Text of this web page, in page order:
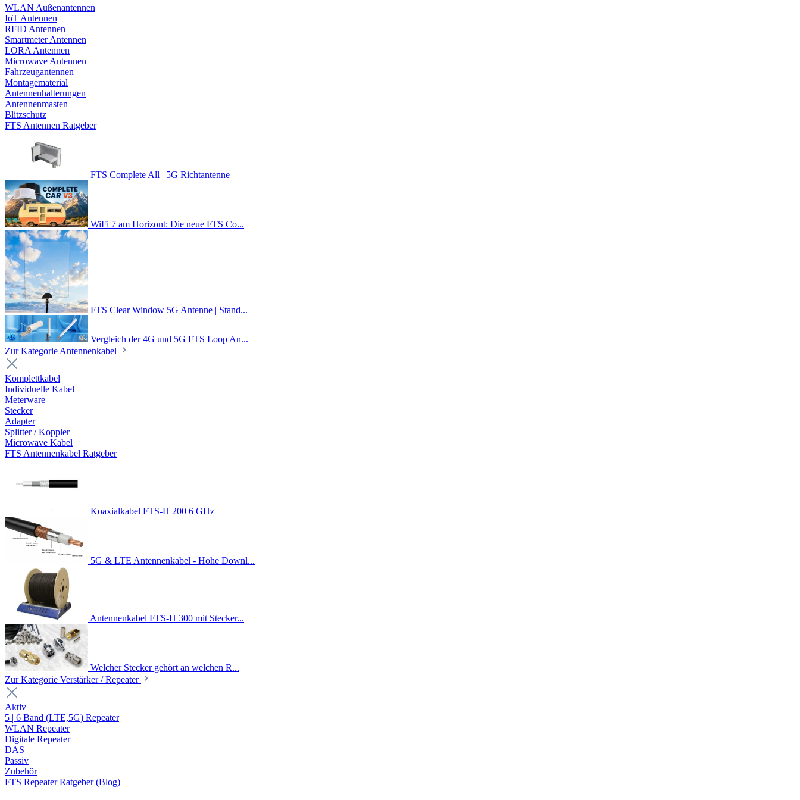
WLAN Außenantennen
IoT Antennen
RFID Antennen
Smartmeter Antennen
LORA Antennen
Microwave Antennen
Fahrzeugantennen
Montagematerial
Antennenhalterungen
Antennenmasten
Blitzschutz
FTS Antennen Ratgeber
FTS Complete All | 5G Richtantenne
WiFi 7 am Horizont: Die neue FTS Co...
FTS Clear Window 5G Antenne | Stand...
Vergleich der 4G und 5G FTS Loop An...
Zur Kategorie Antennenkabel
Komplettkabel
Individuelle Kabel
Meterware
Stecker
Adapter
Splitter / Koppler
Microwave Kabel
FTS Antennenkabel Ratgeber
Koaxialkabel FTS-H 200 6 GHz
5G & LTE Antennenkabel - Hohe Downl...
Antennenkabel FTS-H 300 mit Stecker...
Welcher Stecker gehört an welchen R...
Zur Kategorie Verstärker / Repeater
Aktiv
5 | 6 Band (LTE,5G) Repeater
WLAN Repeater
Digitale Repeater
DAS
Passiv
Zubehör
FTS Repeater Ratgeber (Blog)